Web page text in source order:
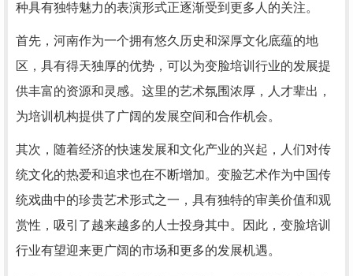
种具有独特魅力的表演形式正逐渐受到更多人的关注。
首先，河南作为一个拥有悠久历史和深厚文化底蕴的地
区，具有得天独厚的优势，可以为变脸培训行业的发展提
供丰富的资源和灵感。这里的艺术氛围浓厚，人才辈出，
为培训机构提供了广阔的发展空间和合作机会。
其次，随着经济的快速发展和文化产业的兴起，人们对传
统文化的热爱和追求也在不断增加。变脸艺术作为中国传
统戏曲中的珍贵艺术形式之一，具有独特的审美价值和观
赏性，吸引了越来越多的人士投身其中。因此，变脸培训
行业有望迎来更广阔的市场和更多的发展机遇。